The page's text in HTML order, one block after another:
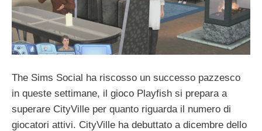
The Sims Social ha riscosso un successo pazzesco
in queste settimane, il gioco Playfish si prepara a
superare CityVille per quanto riguarda il numero di
giocatori attivi. CityVille ha debuttato a dicembre dello